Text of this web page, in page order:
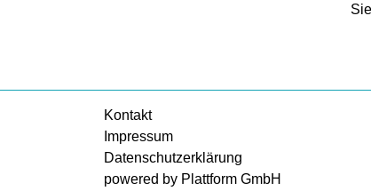
Kontakt
Impressum
Datenschutzerklärung
powered by Plattform GmbH